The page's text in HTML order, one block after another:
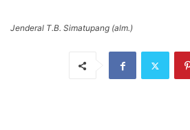
Jenderal T.B. Simatupang (alm.)